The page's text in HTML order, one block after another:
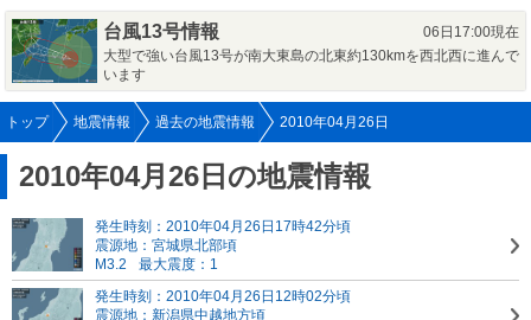
台風13号情報
06日17:00現在
大型で強い台風13号が南大東島の北東約130kmを西北西に進んで
います
トップ 地震情報 過去の地震情報 2010年04月26日
2010年04月26日の地震情報
発生時刻：2010年04月26日17時42分頃
震源地：宮城県北部頃
M3.2
最大震度：1
発生時刻：2010年04月26日12時02分頃
震源地：新潟県中越地方頃